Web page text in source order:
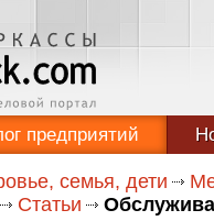
предприятий
семья, дети
Статьи